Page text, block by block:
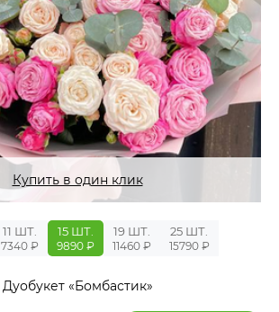
Купить в один клик
11 ШТ.
7340 ₽
15 ШТ.
9890 ₽
19 ШТ.
11460 ₽
25 ШТ.
15790 ₽
Дуобукет «Бомбастик»